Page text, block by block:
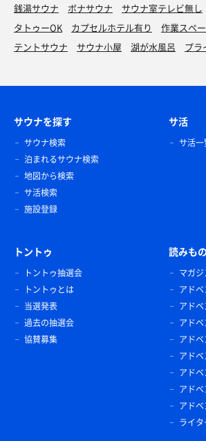
銭湯サウナ
ボナサウナ サウナ室テレビ無し
タトゥーOK
カプセルホテル有り
作業スペ
テントサウナ
サウナ小屋 湖が水風呂 プラ
サウナを探す
サウナ検索
泊まれるサウナ検索
地図から検索
サ活検索
施設登録
サ活
サ活一
トントゥ
トントゥ抽選会
トントゥとは
当選発表
過去の抽選会
協賛募集
読みもの
マガジ
アド
アド
アド
アド
アド
アド
アド
アド
ライ